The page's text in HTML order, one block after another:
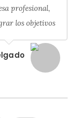
profesional,
los objetivos